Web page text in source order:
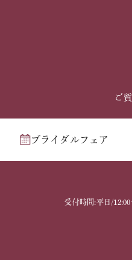
ご
ブライダルフェア
受付時間:平日/